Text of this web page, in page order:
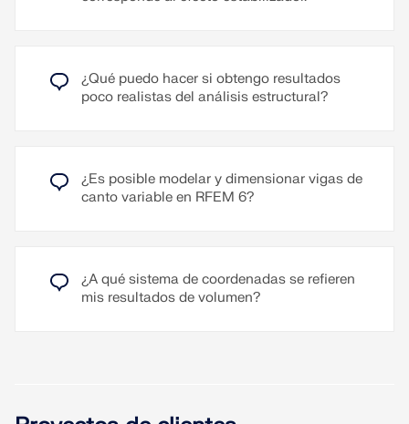
utiliza siempre de forma predeterminada. Si la
Leer más
¿Qué puedo hacer si obtengo resultados
poco realistas del análisis estructural?
¿Es posible modelar y dimensionar vigas de
canto variable en RFEM 6?
¿A qué sistema de coordenadas se refieren
mis resultados de volumen?